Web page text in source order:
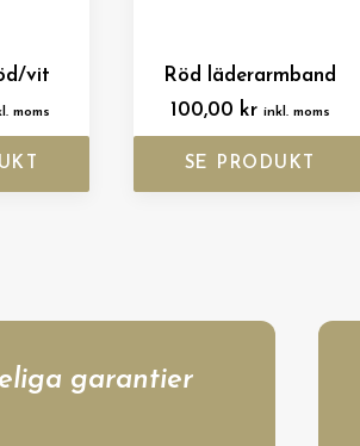
vit
moms
Röd läderarmband
100,00 kr inkl. moms
SE PRODUKT
garantier